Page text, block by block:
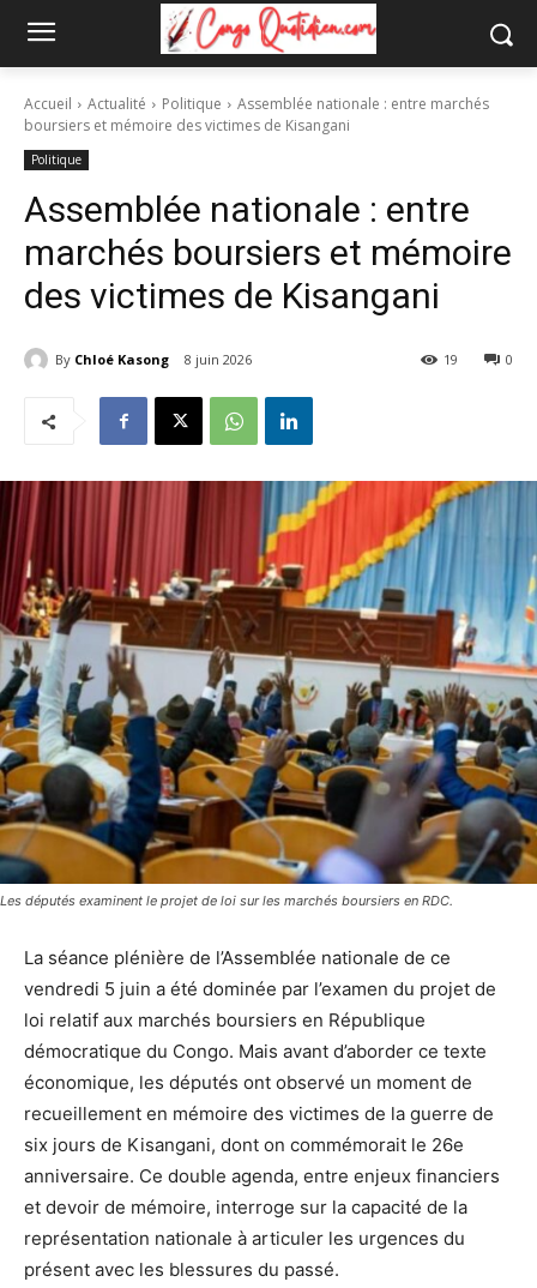
Accueil Actualité Politique
Assemblée nationale : entre marchés
boursiers et mémoire des victimes de Kisangani
Politique
Assemblée nationale : entre
marchés boursiers et mémoire
des victimes de Kisangani
By Chloé Kasong 8 juin 2026 0
19
Les députés examinent le projet de loi sur les marchés boursiers en RDC.
La séance plénière de l’Assemblée nationale de ce
vendredi 5 juin a été dominée par l’examen du projet de
loi relatif aux marchés boursiers en République
démocratique du Congo. Mais avant d’aborder ce texte
économique, les députés ont observé un moment de
recueillement en mémoire des victimes de la guerre de
six jours de Kisangani, dont on commémorait le 26e
anniversaire. Ce double agenda, entre enjeux financiers
et devoir de mémoire, interroge sur la capacité de la
représentation nationale à articuler les urgences du
présent avec les blessures du passé.